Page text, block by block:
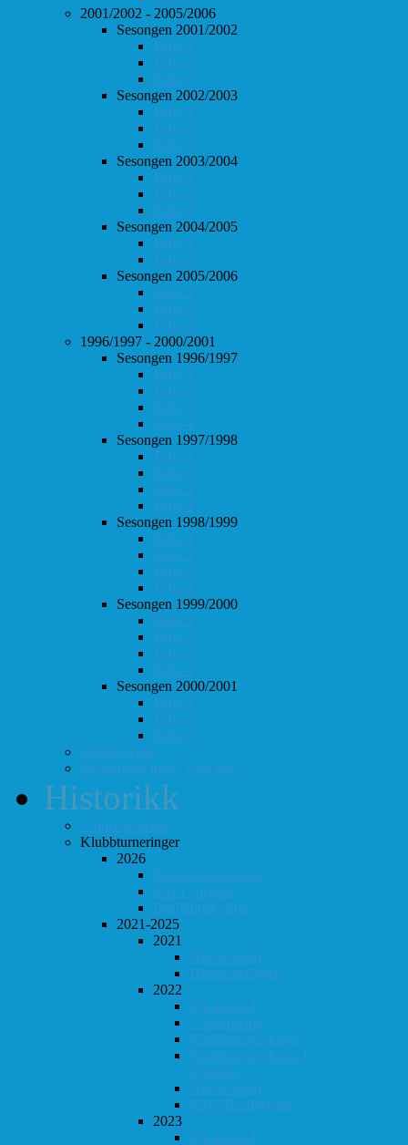
2001/2002 - 2005/2006
Sesongen 2001/2002
Follo 1
Follo 2
Follo 3
Sesongen 2002/2003
Follo 1
Follo 2
Follo 3
Sesongen 2003/2004
Follo 1
Follo 2
Follo 3
Sesongen 2004/2005
Follo 1
Follo 2
Sesongen 2005/2006
Follo 1
Follo 2
Follo 3
1996/1997 - 2000/2001
Sesongen 1996/1997
Follo 1
Follo 2
Follo 3
Follo 4
Sesongen 1997/1998
Follo 1
Follo 2
Follo 3
Follo 4
Sesongen 1998/1999
Follo 1
Follo 2
Follo 3
Follo 4
Sesongen 1999/2000
Follo 1
Follo 2
Follo 3
Follo 4
Sesongen 2000/2001
Follo 1
Follo 2
Follo 3
Totaloversikt
ØS-kamper med "Fullt hus"
Historikk
Vinner-oversikt
Klubbturneringer
2026
Klubbmesterskapet
KM Lynsjakk
Lyn/Hurtig våren
2021-2025
2021
Høst-konrad
Høstturneringen
2022
Vår-konrad
Vårturnering
Klubbmesterskapet
Klubbmesterskapet i
Lynsjakk
Høst-konrad
KM i Hurtigsjakk
2023
Vår-konrad